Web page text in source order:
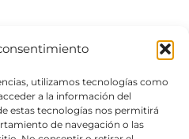
utilizamos tecnologías como
a la información del
estas tecnologías nos permitirá
de navegación o las
uso